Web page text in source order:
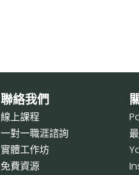
聯絡我們
線上課程
一對一職涯諮詢
實體工作坊
免費資源
P
Y
I